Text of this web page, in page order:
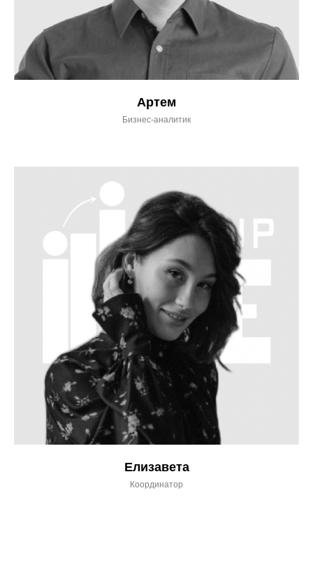
Артем
Бизнес-аналитик
Елизавета
Координатор